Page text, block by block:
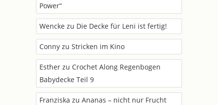
Power“
Wencke zu Die Decke für Leni ist fertig!
Conny zu Stricken im Kino
Esther zu Crochet Along Regenbogen
Babydecke Teil 9
Franziska zu Ananas – nicht nur Frucht